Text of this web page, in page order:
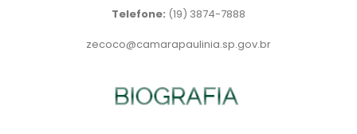
Telefone: (19) 3874-7888
zecoco@camarapaulinia.sp.gov.br